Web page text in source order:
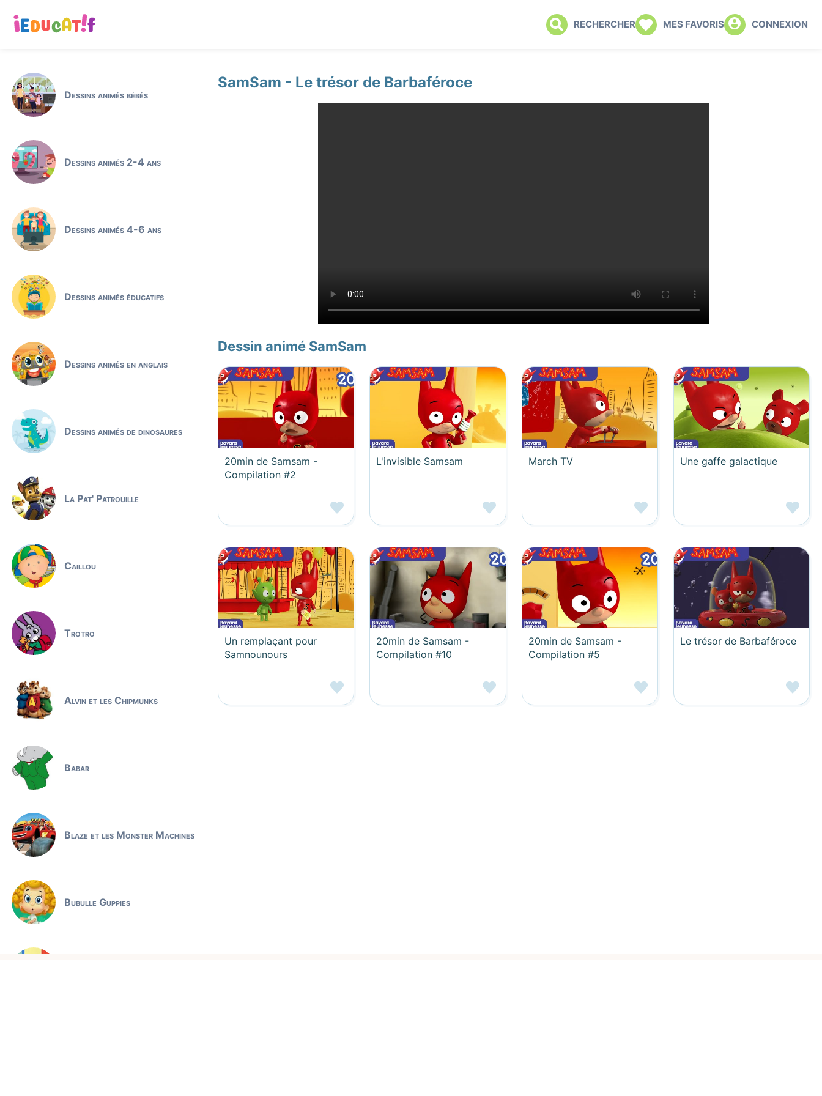
RECHERCHER MES FAVORIS CONNEXION
Dessins animés bébés
Dessins animés 2-4 ans
Dessins animés 4-6 ans
Dessins animés éducatifs
Dessins animés en anglais
Dessins animés de dinosaures
La Pat' Patrouille
Caillou
Trotro
Alvin et les Chipmunks
Babar
Blaze et les Monster Machines
Bubulle Guppies
SamSam - Le trésor de Barbaféroce
Dessin animé SamSam
20min de Samsam -
Compilation #2
L'invisible Samsam March TV Une gaffe galactique
Un remplaçant pour
Samnounours
20min de Samsam -
Compilation #10
20min de Samsam -
Compilation #5
Le trésor de Barbaféroce